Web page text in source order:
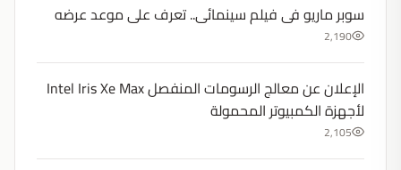
سوبر ماريو فى فيلم سينمائى.. تعرف على موعد عرضه
2,190
الإعلان عن معالج الرسومات المنفصل Intel Iris Xe Max
لأجهزة الكمبيوتر المحمولة
2,105